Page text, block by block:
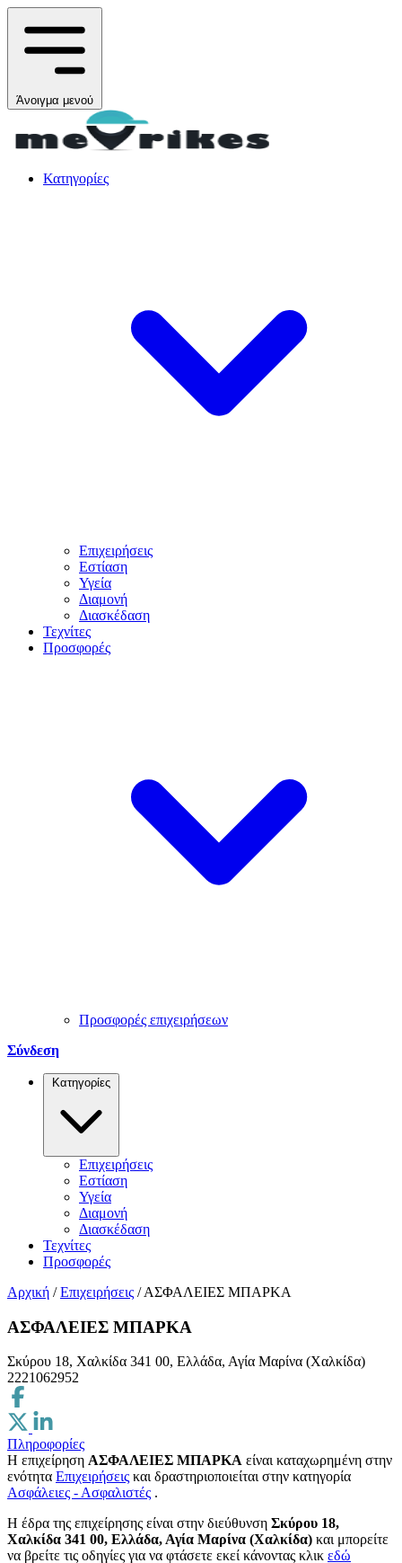
Άνοιγμα μενού
Κατηγορίες
Επιχειρήσεις
Εστίαση
Υγεία
Διαμονή
Διασκέδαση
Τεχνίτες
Προσφορές
Προσφορές επιχειρήσεων
Σύνδεση
Κατηγορίες
Επιχειρήσεις
Εστίαση
Υγεία
Διαμονή
Διασκέδαση
Τεχνίτες
Προσφορές
Αρχική / Επιχειρήσεις / ΑΣΦΑΛΕΙΕΣ ΜΠΑΡΚΑ
ΑΣΦΑΛΕΙΕΣ ΜΠΑΡΚΑ
Σκύρου 18, Χαλκίδα 341 00, Ελλάδα, Αγία Μαρίνα (Χαλκίδα)
2221062952
Πληροφορίες
Η επιχείρηση ΑΣΦΑΛΕΙΕΣ ΜΠΑΡΚΑ είναι καταχωρημένη στην
ενότητα Επιχειρήσεις και δραστηριοποιείται στην κατηγορία
Ασφάλειες - Ασφαλιστές .
H έδρα της επιχείρησης είναι στην διεύθυνση Σκύρου 18,
Χαλκίδα 341 00, Ελλάδα, Αγία Μαρίνα (Χαλκίδα) και μπορείτε
να βρείτε τις οδηγίες για να φτάσετε εκεί κάνοντας κλικ εδώ